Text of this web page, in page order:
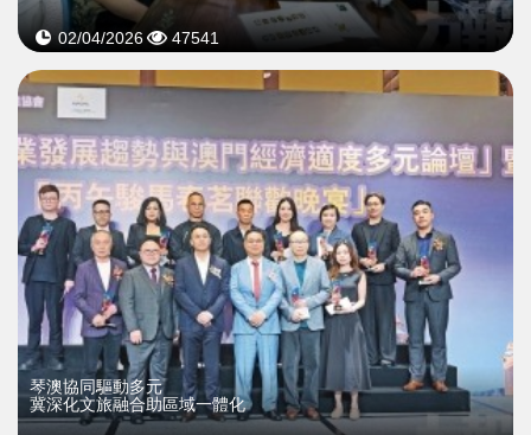
02/04/2026 47541
琴澳協同驅動多元
冀深化文旅融合助區域一體化